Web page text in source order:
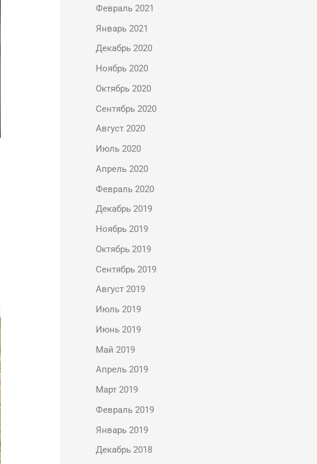
Февраль 2021
Январь 2021
Декабрь 2020
Ноябрь 2020
Октябрь 2020
Сентябрь 2020
Август 2020
Июль 2020
Апрель 2020
Февраль 2020
Декабрь 2019
Ноябрь 2019
Октябрь 2019
Сентябрь 2019
Август 2019
Июль 2019
Июнь 2019
Май 2019
Апрель 2019
Март 2019
Февраль 2019
Январь 2019
Декабрь 2018